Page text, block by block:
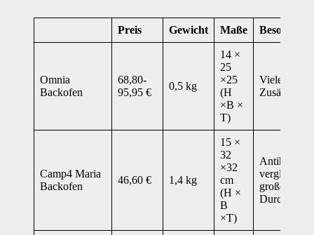
Preis Gewicht Maße
Omnia
Backofen
68,80-
95,95 €
0,5 kg
14 ×
25
×25
(H
×B ×
T)
Viele
Zusätze
Camp4 Maria
Backofen
46,60 € 1,4 kg
15 ×
32
×32
cm
(H ×
B
×T)
großer